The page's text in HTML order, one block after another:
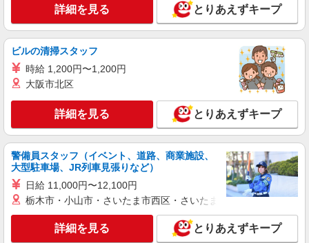
手当として別途支給 下記資格をお持ちの方歓迎 ・
認知症介護基礎研修 ・初任者研修 ・実務者研修
・介護福祉士 など
職業紹介
株式会社kotrio /●SW-S-2007461
稲毛｜サポート役が好きな方へ！就労支援で見
守り・補助など♪
時給1500円〜 ※給与は資格・経験を考慮
千葉市稲毛区周辺｜最寄り：稲毛駅
キープ 詳細を見る
株式会社kotrio /●SW-S-2077751
穴川｜未経験OK！就労支援の正社員スタッフ
募集＊賞与年2回♪
【正社員】月給240,000〜400,000円 ・基本
詳細を見る とりあえずキープ
ビルの清掃スタッフ
時給 1,200円〜1,200円
大阪市北区
詳細を見る とりあえずキープ
警備員スタッフ（イベント、道路、商業施設、
大型駐車場、JR列車見張りなど）
日給 11,000円〜12,100円
栃木市・小山市・さいたま市西区・さいたま市岩槻区・久喜市・
詳細を見る とりあえずキープ